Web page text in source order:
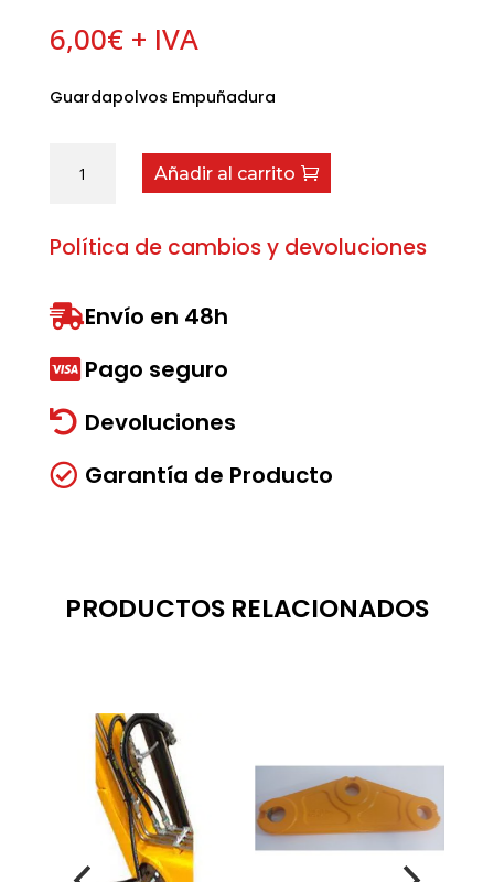
6,00€ + IVA
Guardapolvos Empuñadura
Guardapolvos
Empuñadura
Añadir al carrito
Política de cambios y devoluciones
Envío en 48h
 Pago seguro
 Devoluciones
 Garantía de Producto
PRODUCTOS RELACIONADOS